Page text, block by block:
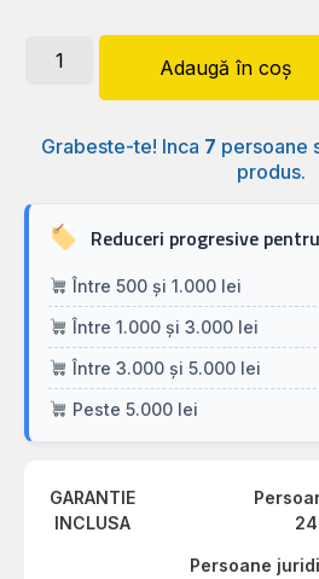
Adaugă în coș
Grabeste-te! Inca 7 persoane
produs.
Reduceri progresive
Între 500 și 1.000 lei
Între 1.000 și 3.000 lei
Între 3.000 și 5.000 lei
Peste 5.000 lei
GARANTIE
INCLUSA
Persoane